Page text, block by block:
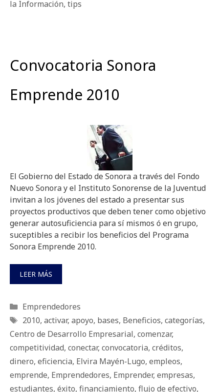
la Información, tips
Convocatoria Sonora
Emprende 2010
El Gobierno del Estado de Sonora a través del Fondo
Nuevo Sonora y el Instituto Sonorense de la Juventud
invitan a los jóvenes del estado a presentar sus
proyectos productivos que deben tener como objetivo
generar autosuficiencia para sí mismos ó en grupo,
suceptibles a recibir los beneficios del Programa
Sonora Emprende 2010.
LEER MÁS
Categorías
Emprendedores
Etiquetas
2010, activar, apoyo, bases, Beneficios, categorías,
Centro de Desarrollo Empresarial, comenzar,
competitividad, conectar, convocatoria, créditos,
dinero, eficiencia, Elvira Mayén-Lugo, empleos,
emprende, Emprendedores, Emprender, empresas,
estudiantes, éxito, financiamiento, flujo de efectivo,